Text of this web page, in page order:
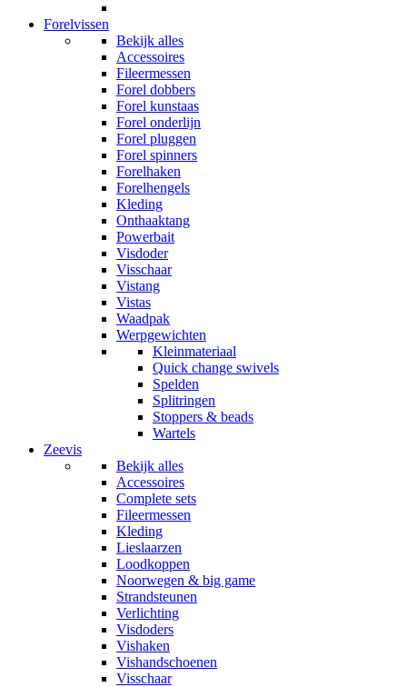
Forelvissen
Bekijk alles
Accessoires
Fileermessen
Forel dobbers
Forel kunstaas
Forel onderlijn
Forel pluggen
Forel spinners
Forelhaken
Forelhengels
Kleding
Onthaaktang
Powerbait
Visdoder
Visschaar
Vistang
Vistas
Waadpak
Werpgewichten
Kleinmateriaal
Quick change swivels
Spelden
Splitringen
Stoppers & beads
Wartels
Zeevis
Bekijk alles
Accessoires
Complete sets
Fileermessen
Kleding
Lieslaarzen
Loodkoppen
Noorwegen & big game
Strandsteunen
Verlichting
Visdoders
Vishaken
Vishandschoenen
Visschaar